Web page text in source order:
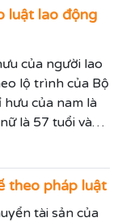
luật lao động
của người lao
lộ trình của Bộ
của nam là
là 57 tuổi và
theo pháp luật
tài sản của